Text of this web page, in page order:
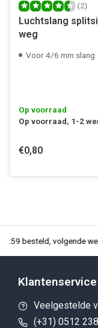
(2)
Luchtslang
weg
Voor 4/6 mm slang
Op voorraad
Op voorraad, 1-2
€0,80
besteld, volgende
Klantenservice
Veelgestelde
(+31) 0512